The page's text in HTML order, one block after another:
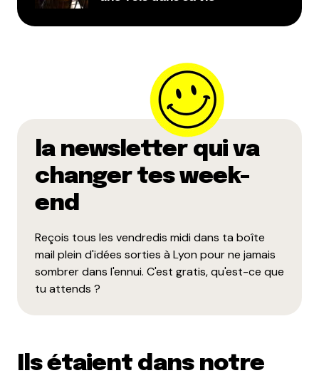
la newsletter qui va
changer tes week-
end
Reçois tous les vendredis midi dans ta boîte
mail plein d'idées sorties à Lyon pour ne jamais
sombrer dans l'ennui. C'est gratis, qu'est-ce que
tu attends ?
Ils étaient dans notre